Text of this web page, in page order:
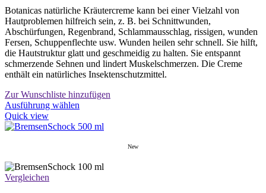
Botanicas natürliche Kräutercreme kann bei einer Vielzahl von
Hautproblemen hilfreich sein, z. B. bei Schnittwunden,
Abschürfungen, Regenbrand, Schlammausschlag, rissigen, wunden
Fersen, Schuppenflechte usw. Wunden heilen sehr schnell. Sie hilft,
die Hautstruktur glatt und geschmeidig zu halten. Sie entspannt
schmerzende Sehnen und lindert Muskelschmerzen. Die Creme
enthält ein natürliches Insektenschutzmittel.
Zur Wunschliste hinzufügen
Ausführung wählen
weist
Die
Quick view
New
Vergleichen